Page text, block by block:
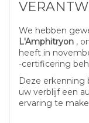
We hebben
L'Amphitryon ,
heeft in
-certificering
Deze erkenning
uw verblijf een
ervaring te